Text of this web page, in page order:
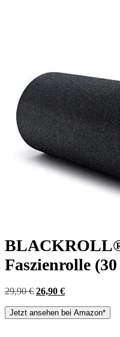
Faszienrolle
29,90€ Ursprünglicher
war:
26,90 €Aktueller
ist:
Jetzt ansehen bei Amazon*